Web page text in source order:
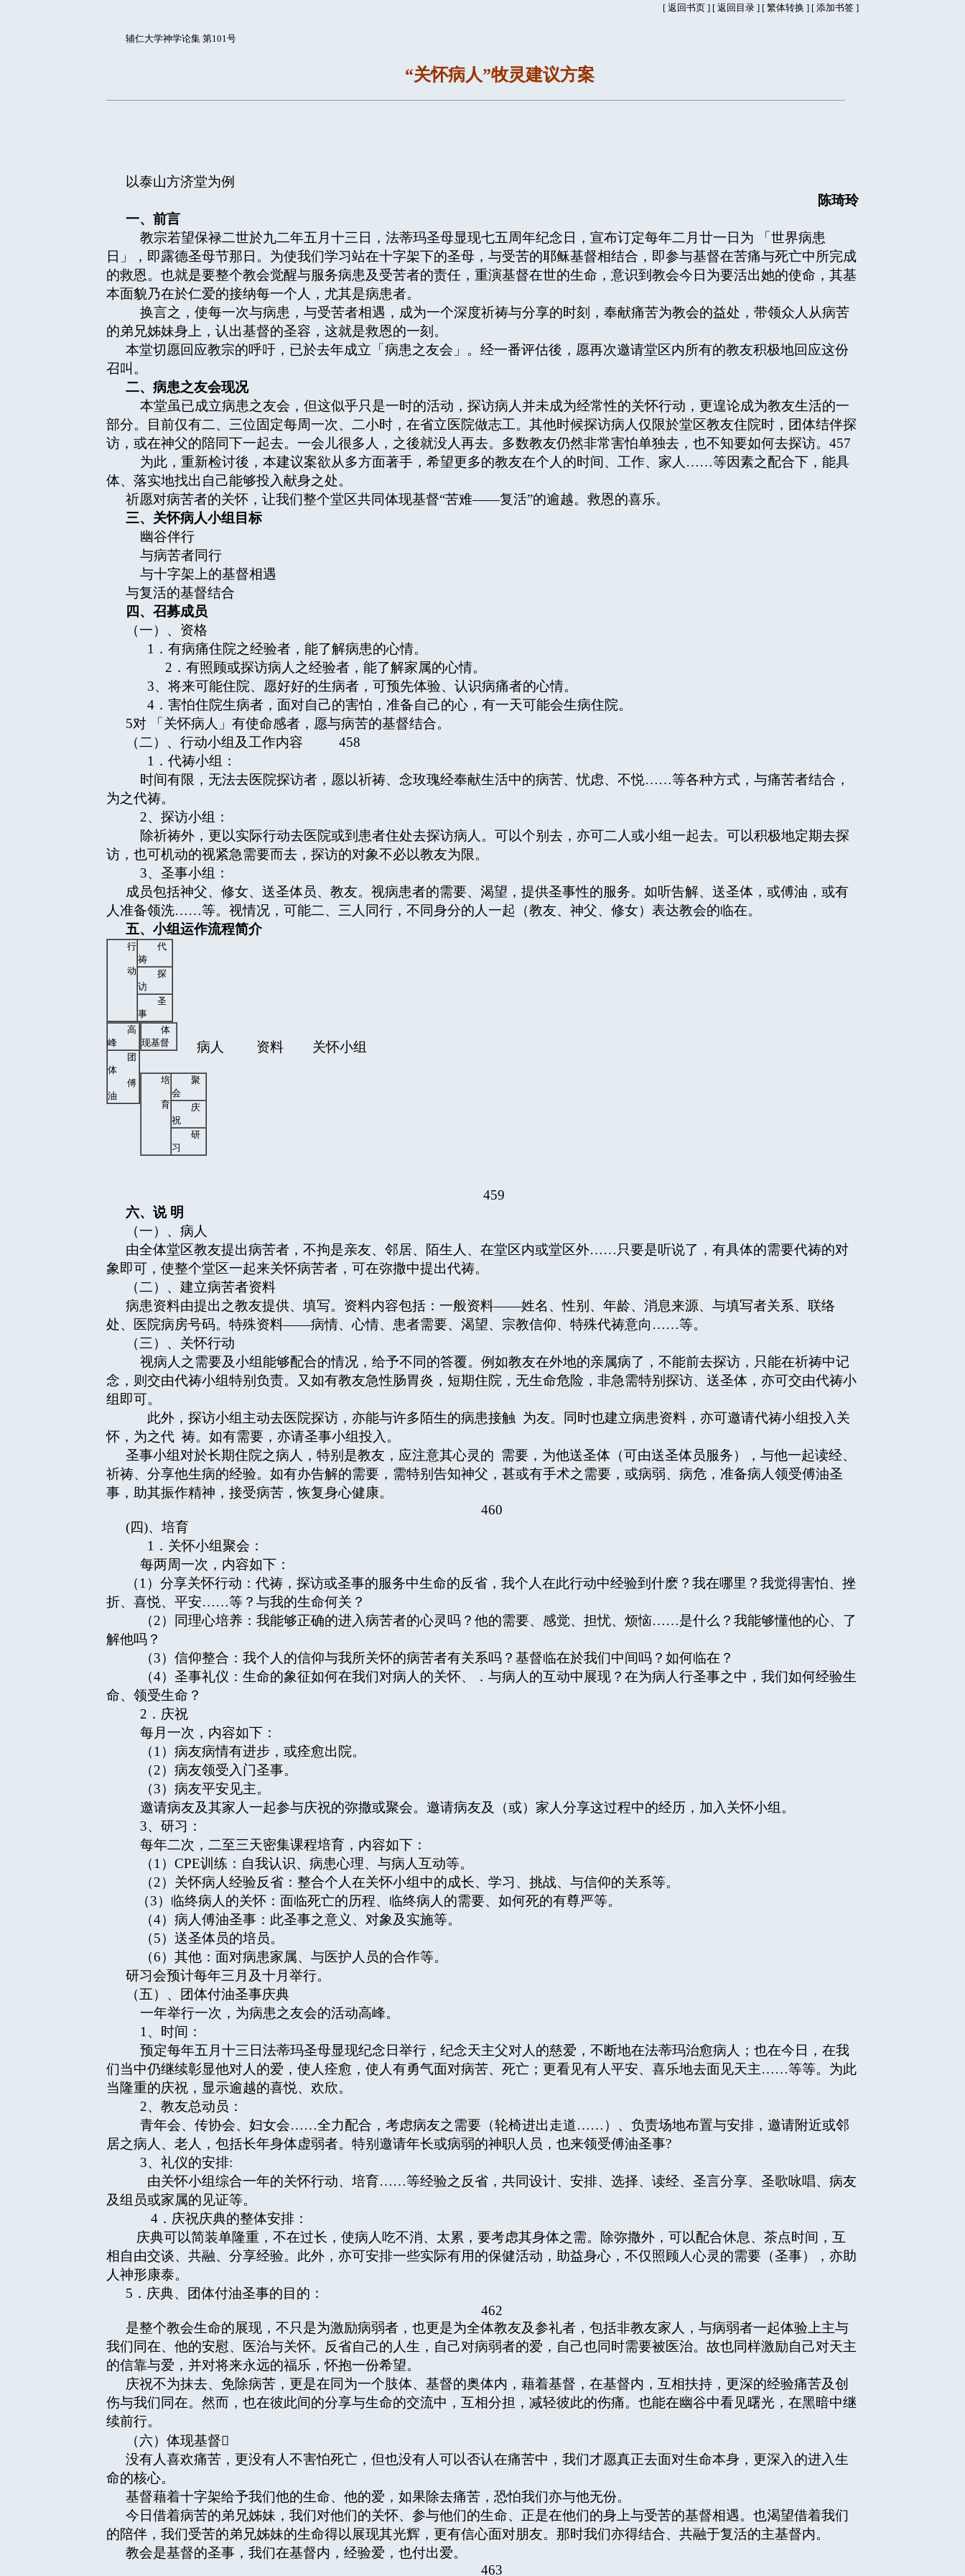
[ 返回书页 ] [ 返回目录 ] [ 繁体转换 ] [ 添加书签 ]
辅仁大学神学论集 第101号
“关怀病人”牧灵建议方案
以泰山方济堂为例
陈琦玲
一、前言
教宗若望保禄二世於九二年五月十三日，法蒂玛圣母显现七五周年纪念日，宣布订定每年二月廿一日为 「世界病患
日」，即露德圣母节那日。为使我们学习站在十字架下的圣母，与受苦的耶稣基督相结合，即参与基督在苦痛与死亡中所完成
的救恩。也就是要整个教会觉醒与服务病患及受苦者的责任，重演基督在世的生命，意识到教会今日为要活出她的使命，其基
本面貌乃在於仁爱的接纳每一个人，尤其是病患者。
换言之，使每一次与病患，与受苦者相遇，成为一个深度祈祷与分享的时刻，奉献痛苦为教会的益处，带领众人从病苦
的弟兄姊妹身上，认出基督的圣容，这就是救恩的一刻。
本堂切愿回应教宗的呼吁，已於去年成立「病患之友会」。经一番评估後，愿再次邀请堂区内所有的教友积极地回应这份
召叫。
二、病患之友会现况
本堂虽已成立病患之友会，但这似乎只是一时的活动，探访病人并未成为经常性的关怀行动，更遑论成为教友生活的一
部分。目前仅有二、三位固定每周一次、二小时，在省立医院做志工。其他时候探访病人仅限於堂区教友住院时，团体结伴探
访，或在神父的陪同下一起去。一会儿很多人，之後就没人再去。多数教友仍然非常害怕单独去，也不知要如何去探访。457
为此，重新检讨後，本建议案欲从多方面著手，希望更多的教友在个人的时间、工作、家人……等因素之配合下，能具
体、落实地找出自己能够投入献身之处。
祈愿对病苦者的关怀，让我们整个堂区共同体现基督“苦难——复活”的逾越。救恩的喜乐。
三、关怀病人小组目标
幽谷伴行
与病苦者同行
与十字架上的基督相遇
与复活的基督结合
四、召募成员
（一）、资格
1．有病痛住院之经验者，能了解病患的心情。
2．有照顾或探访病人之经验者，能了解家属的心情。
3、将来可能住院、愿好好的生病者，可预先体验、认识病痛者的心情。
4．害怕住院生病者，面对自己的害怕，准备自己的心，有一天可能会生病住院。
5对 「关怀病人」有使命感者，愿与病苦的基督结合。
（二）、行动小组及工作内容 458
1．代祷小组：
时间有限，无法去医院探访者，愿以祈祷、念玫瑰经奉献生活中的病苦、忧虑、不悦……等各种方式，与痛苦者结合，
为之代祷。
2、探访小组：
除祈祷外，更以实际行动去医院或到患者住处去探访病人。可以个别去，亦可二人或小组一起去。可以积极地定期去探
访，也可机动的视紧急需要而去，探访的对象不必以教友为限。
3、圣事小组：
成员包括神父、修女、送圣体员、教友。视病患者的需要、渴望，提供圣事性的服务。如听告解、送圣体，或傅油，或有
人准备领洗……等。视情况，可能二、三人同行，不同身分的人一起（教友、神父、修女）表达教会的临在。
五、小组运作流程简介
行
动
代
祷
探
访
圣
事
高
峰
团
体
傅
油
体
现基督
病人 资料 关怀小组
培
育
聚
会
庆
祝
研
习
459
六、说 明
（一）、病人
由全体堂区教友提出病苦者，不拘是亲友、邻居、陌生人、在堂区内或堂区外……只要是听说了，有具体的需要代祷的对
象即可，使整个堂区一起来关怀病苦者，可在弥撒中提出代祷。
（二）、建立病苦者资料
病患资料由提出之教友提供、填写。资料内容包括：一般资料——姓名、性别、年龄、消息来源、与填写者关系、联络
处、医院病房号码。特殊资料——病情、心情、患者需要、渴望、宗教信仰、特殊代祷意向……等。
（三）、关怀行动
视病人之需要及小组能够配合的情况，给予不同的答覆。例如教友在外地的亲属病了，不能前去探访，只能在祈祷中记
念，则交由代祷小组特别负责。又如有教友急性肠胃炎，短期住院，无生命危险，非急需特别探访、送圣体，亦可交由代祷小
组即可。
此外，探访小组主动去医院探访，亦能与许多陌生的病患接触 为友。同时也建立病患资料，亦可邀请代祷小组投入关
怀，为之代 祷。如有需要，亦请圣事小组投入。
圣事小组对於长期住院之病人，特别是教友，应注意其心灵的 需要，为他送圣体（可由送圣体员服务），与他一起读经、
祈祷、分享他生病的经验。如有办告解的需要，需特别告知神父，甚或有手术之需要，或病弱、病危，准备病人领受傅油圣
事，助其振作精神，接受病苦，恢复身心健康。
460
(四)、培育
1．关怀小组聚会：
每两周一次，内容如下：
（1）分享关怀行动：代祷，探访或圣事的服务中生命的反省，我个人在此行动中经验到什麽？我在哪里？我觉得害怕、挫
折、喜悦、平安……等？与我的生命何关？
（2）同理心培养：我能够正确的进入病苦者的心灵吗？他的需要、感觉、担忧、烦恼……是什么？我能够懂他的心、了
解他吗？
（3）信仰整合：我个人的信仰与我所关怀的病苦者有关系吗？基督临在於我们中间吗？如何临在？
（4）圣事礼仪：生命的象征如何在我们对病人的关怀、．与病人的互动中展现？在为病人行圣事之中，我们如何经验生
命、领受生命？
2．庆祝
每月一次，内容如下：
（1）病友病情有进步，或痊愈出院。
（2）病友领受入门圣事。
（3）病友平安见主。
邀请病友及其家人一起参与庆祝的弥撒或聚会。邀请病友及（或）家人分享这过程中的经历，加入关怀小组。
3、研习：
每年二次，二至三天密集课程培育，内容如下：
（1）CPE训练：自我认识、病患心理、与病人互动等。
（2）关怀病人经验反省：整合个人在关怀小组中的成长、学习、挑战、与信仰的关系等。
（3）临终病人的关怀：面临死亡的历程、临终病人的需要、如何死的有尊严等。
（4）病人傅油圣事：此圣事之意义、对象及实施等。
（5）送圣体员的培员。
（6）其他：面对病患家属、与医护人员的合作等。
研习会预计每年三月及十月举行。
（五）、团体付油圣事庆典
一年举行一次，为病患之友会的活动高峰。
1、时间：
预定每年五月十三日法蒂玛圣母显现纪念日举行，纪念天主父对人的慈爱，不断地在法蒂玛治愈病人；也在今日，在我
们当中仍继续彰显他对人的爱，使人痊愈，使人有勇气面对病苦、死亡；更看见有人平安、喜乐地去面见天主……等等。为此
当隆重的庆祝，显示逾越的喜悦、欢欣。
2、教友总动员：
青年会、传协会、妇女会……全力配合，考虑病友之需要（轮椅进出走道……）、负责场地布置与安排，邀请附近或邻
居之病人、老人，包括长年身体虚弱者。特别邀请年长或病弱的神职人员，也来领受傅油圣事?
3、礼仪的安排:
由关怀小组综合一年的关怀行动、培育……等经验之反省，共同设计、安排、选择、读经、圣言分享、圣歌咏唱、病友
及组员或家属的见证等。
4．庆祝庆典的整体安排：
庆典可以简装单隆重，不在过长，使病人吃不消、太累，要考虑其身体之需。除弥撒外，可以配合休息、茶点时间，互
相自由交谈、共融、分享经验。此外，亦可安排一些实际有用的保健活动，助益身心，不仅照顾人心灵的需要（圣事），亦助
人神形康泰。
5．庆典、团体付油圣事的目的：
462
是整个教会生命的展现，不只是为激励病弱者，也更是为全体教友及参礼者，包括非教友家人，与病弱者一起体验上主与
我们同在、他的安慰、医治与关怀。反省自己的人生，自己对病弱者的爱，自己也同时需要被医治。故也同样激励自己对天主
的信靠与爱，并对将来永远的福乐，怀抱一份希望。
庆祝不为抹去、免除病苦，更是在同为一个肢体、基督的奥体内，藉着基督，在基督内，互相扶持，更深的经验痛苦及创
伤与我们同在。然而，也在彼此间的分享与生命的交流中，互相分担，减轻彼此的伤痛。也能在幽谷中看见曙光，在黑暗中继
续前行。
（六）体现基督
没有人喜欢痛苦，更没有人不害怕死亡，但也没有人可以否认在痛苦中，我们才愿真正去面对生命本身，更深入的进入生
命的核心。
基督藉着十字架给予我们他的生命、他的爱，如果除去痛苦，恐怕我们亦与他无份。
今日借着病苦的弟兄姊妹，我们对他们的关怀、参与他们的生命、正是在他们的身上与受苦的基督相遇。也渴望借着我们
的陪伴，我们受苦的弟兄姊妹的生命得以展现其光辉，更有信心面对朋友。那时我们亦得结合、共融于复活的主基督内。
教会是基督的圣事，我们在基督内，经验爱，也付出爱。
463